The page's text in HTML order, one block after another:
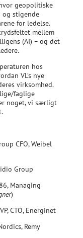
geopolitiske
og stigende
for ledelse.
mellem
(AI) – og det
hos
VL’s nye
virksomhed.
faglige
noget, vi særligt
CFO, Weibel
Group
Managing
)
CTO, Energinet
Remy